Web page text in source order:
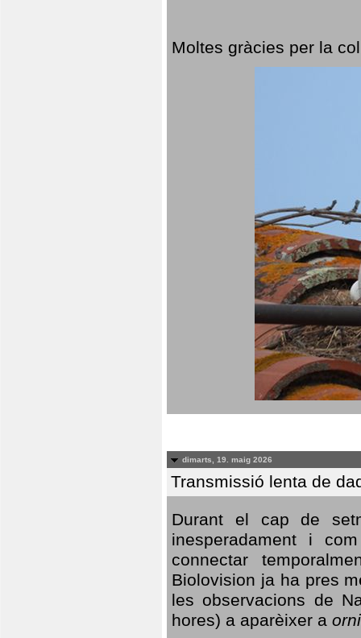
Moltes gràcies per la
dimarts, 19. maig 2026
Transmissió lenta de
Durant el cap de
inesperadament i
connectar
Biolovision ja ha pres
les observacions de
hores) a aparèixer a